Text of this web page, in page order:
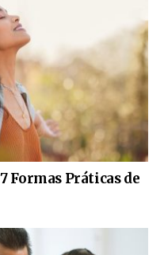
Formas Práticas de